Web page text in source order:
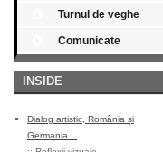
Turnul de veghe
Comunicate
INSIDE
Dialog artistic, România și
Germania…